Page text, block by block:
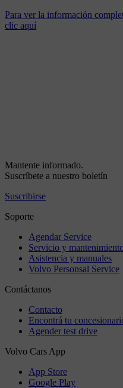
Para ver la información
clic aquí